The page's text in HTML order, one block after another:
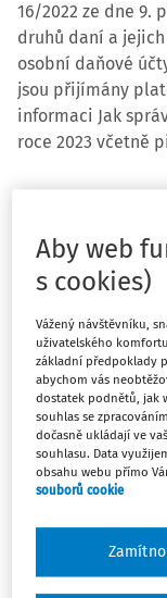
16/2022 ze dne 9.
druhů daní a
osobní daňové
jsou přijímány
informaci Jak
roce 2023 včetně
Finanční
21.Přehled druhů
vedou osobní
účty jsou
(informační
zákona č. 280/
předpisů)
22.Jak správně
včetně příloh
Příloha č. 1 Čísla
Aby web
s cookies)
Vážený návštěvníku,
uživatelského
základní předpoklady
abychom vás
dostatek podnětů, jak
souhlas se
dočasně ukládají ve
souhlasu. Data
obsahu webu přímo
souborů cookie